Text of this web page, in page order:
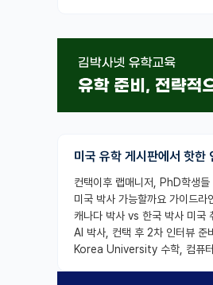
미국 유학 게시판에서 핫한
미국 박사 가능할까요 가이드라
캐나다 박사 vs 한국 박사 미국
AI 박사, 컨택 후 2차 인터뷰 준